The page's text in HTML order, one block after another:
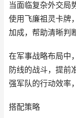
当面临复杂外交局
使用飞廉祖灵卡牌
加成，帮助清晰判
在军事战略布局中
防线的战斗，提前
强军队的行动效率
搭配策略